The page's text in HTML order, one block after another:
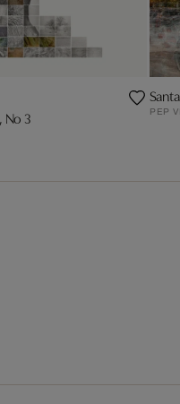
No 3 PEP